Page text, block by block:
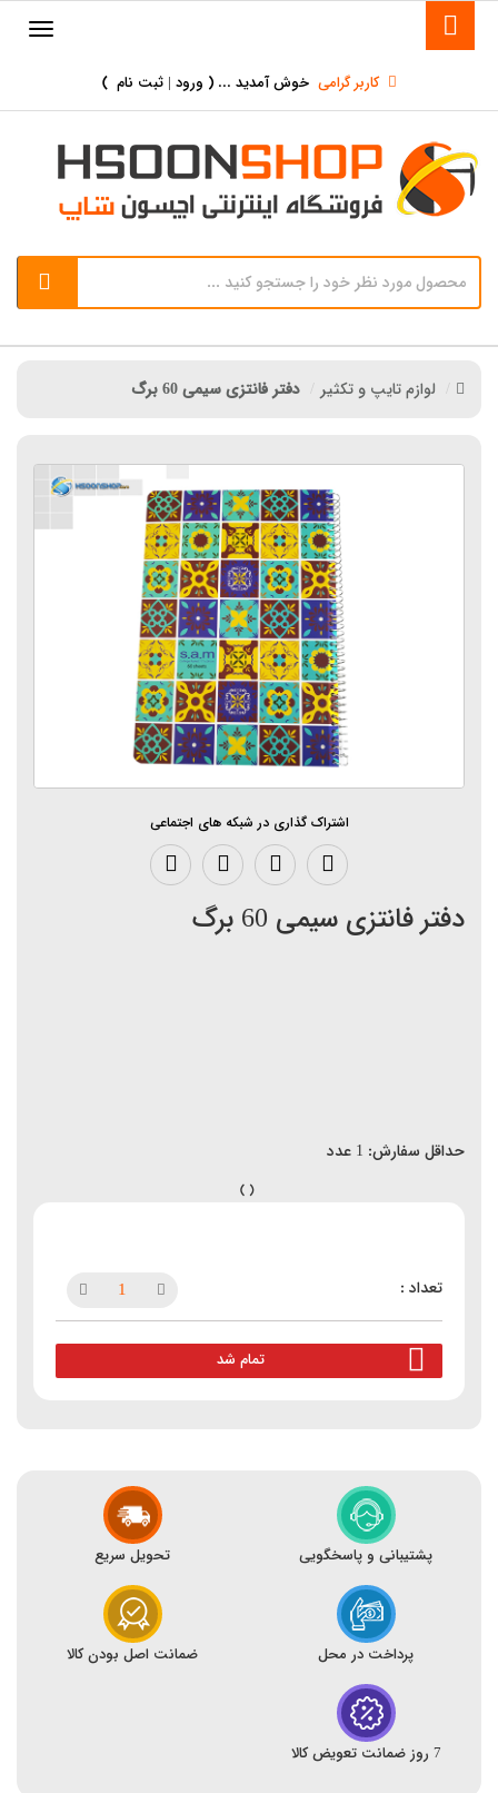
کاربر گرامی خوش آمدید ... ( ورود | ثبت نام )
لوازم تایپ و تکثیر دفتر فانتزی سیمی 60 برگ
اشتراک گذاری در شبکه های اجتماعی
دفتر فانتزی سیمی 60 برگ
حداقل سفارش: 1 عدد
تمام شد
پشتیبانی و پاسخگویی تحویل سریع
پرداخت در محل ضمانت اصل بودن کالا
7 روز ضمانت تعویض کالا